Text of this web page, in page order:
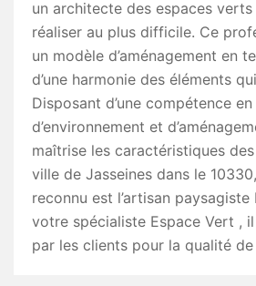
un architecte des espaces
réaliser au plus difficile. Ce
un modèle d’aménagement en
d’une harmonie des éléments
Disposant d’une compétence
d’environnement et
maîtrise les caractéristiques
ville de Jasseines dans le
reconnu est l’artisan paysagiste
votre spécialiste Espace Vert ,
par les clients pour la qualité de